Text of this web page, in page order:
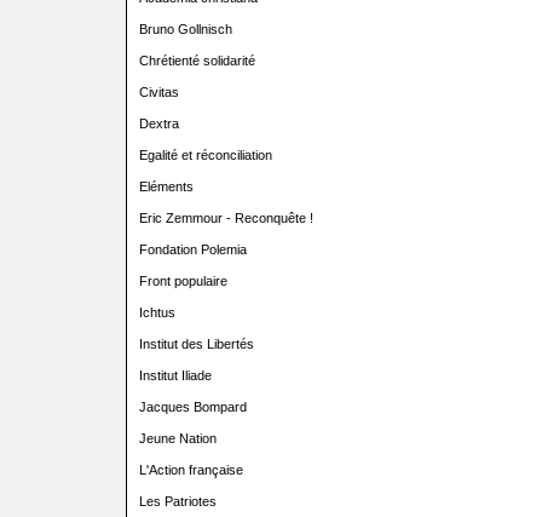
Bruno Gollnisch
Chrétienté solidarité
Civitas
Dextra
Egalité et réconciliation
Eléments
Eric Zemmour - Reconquête !
Fondation Polemia
Front populaire
Ichtus
Institut des Libertés
Institut Iliade
Jacques Bompard
Jeune Nation
L'Action française
Les Patriotes